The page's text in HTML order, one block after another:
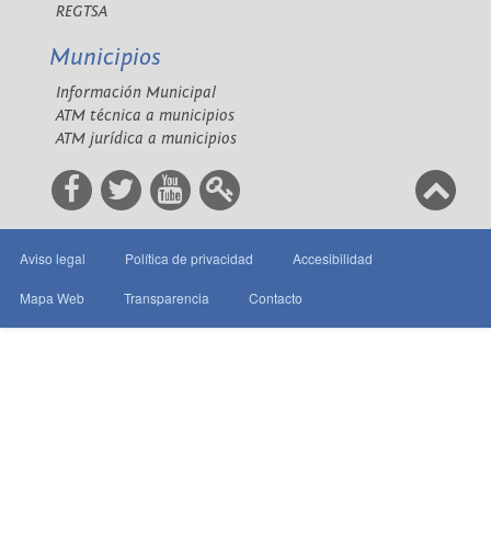
REGTSA
Municipios
Información Municipal
ATM técnica a municipios
ATM jurídica a municipios
Aviso legal Política de privacidad Accesibilidad
Mapa Web Transparencia Contacto